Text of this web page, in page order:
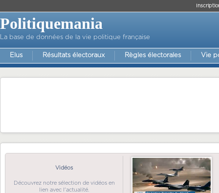
Politiquemania
La base de données de la vie politique française
Elus Résultats électoraux Règles électorales Vie
Vidéos
Découvrez notre sélection de vidéos en
lien avec l'actualité.